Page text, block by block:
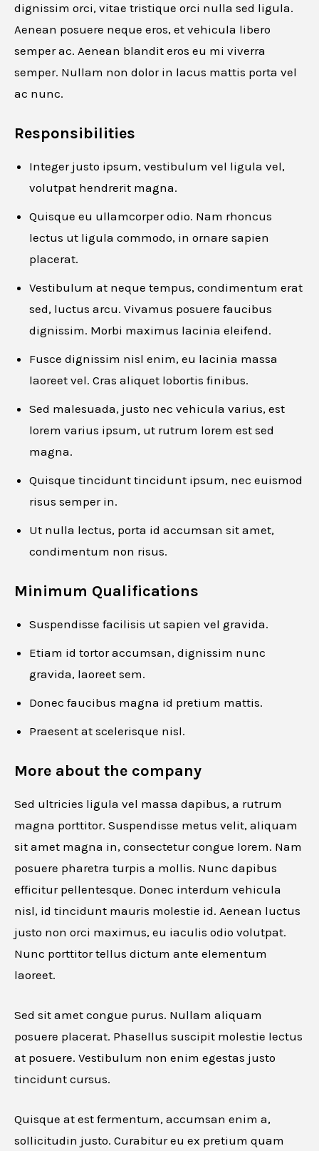
Apply for this job
Drag and drop or browse
Website URL
Cancel
dignissim orci, vitae tristique orci nulla sed ligula.
Aenean posuere neque eros, et vehicula libero
semper ac. Aenean blandit eros eu mi viverra
semper. Nullam non dolor in lacus mattis porta vel
ac nunc.
Responsibilities
Integer justo ipsum, vestibulum vel ligula vel,
volutpat hendrerit magna.
Quisque eu ullamcorper odio. Nam rhoncus
lectus ut ligula commodo, in ornare sapien
placerat.
Vestibulum at neque tempus, condimentum erat
sed, luctus arcu. Vivamus posuere faucibus
dignissim. Morbi maximus lacinia eleifend.
Fusce dignissim nisl enim, eu lacinia massa
laoreet vel. Cras aliquet lobortis finibus.
Sed malesuada, justo nec vehicula varius, est
lorem varius ipsum, ut rutrum lorem est sed
magna.
Quisque tincidunt tincidunt ipsum, nec euismod
risus semper in.
Ut nulla lectus, porta id accumsan sit amet,
condimentum non risus.
Minimum Qualifications
Suspendisse facilisis ut sapien vel gravida.
Etiam id tortor accumsan, dignissim nunc
gravida, laoreet sem.
Donec faucibus magna id pretium mattis.
Praesent at scelerisque nisl.
More about the company
Sed ultricies ligula vel massa dapibus, a rutrum
magna porttitor. Suspendisse metus velit, aliquam
sit amet magna in, consectetur congue lorem. Nam
posuere pharetra turpis a mollis. Nunc dapibus
efficitur pellentesque. Donec interdum vehicula
nisl, id tincidunt mauris molestie id. Aenean luctus
justo non orci maximus, eu iaculis odio volutpat.
Nunc porttitor tellus dictum ante elementum
laoreet.
Sed sit amet congue purus. Nullam aliquam
posuere placerat. Phasellus suscipit molestie lectus
at posuere. Vestibulum non enim egestas justo
tincidunt cursus.
Quisque at est fermentum, accumsan enim a,
sollicitudin justo. Curabitur eu ex pretium quam